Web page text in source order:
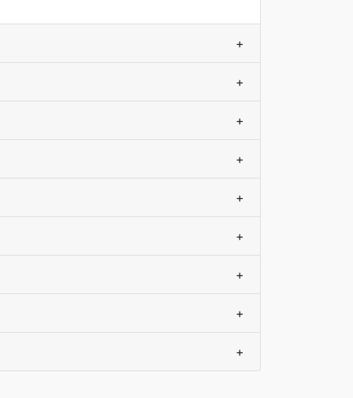
+
+
+
+
+
+
+
+
+